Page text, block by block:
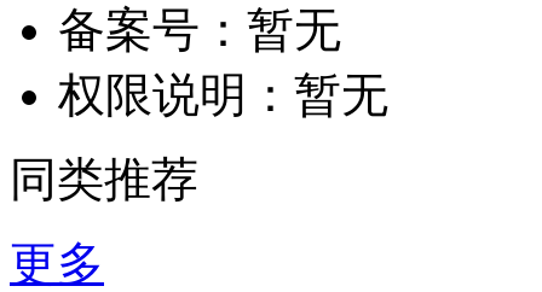
备案号： 暂无
权限说明： 暂无
同类推荐
更多